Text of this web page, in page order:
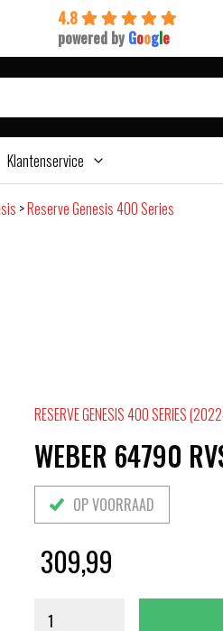
4.8
powered by Google
Klantenservice
>Reserve Genesis 400 Series
RESERVE GENESIS 400 SERIES
WEBER 64790
OP VOORRAAD
309,99